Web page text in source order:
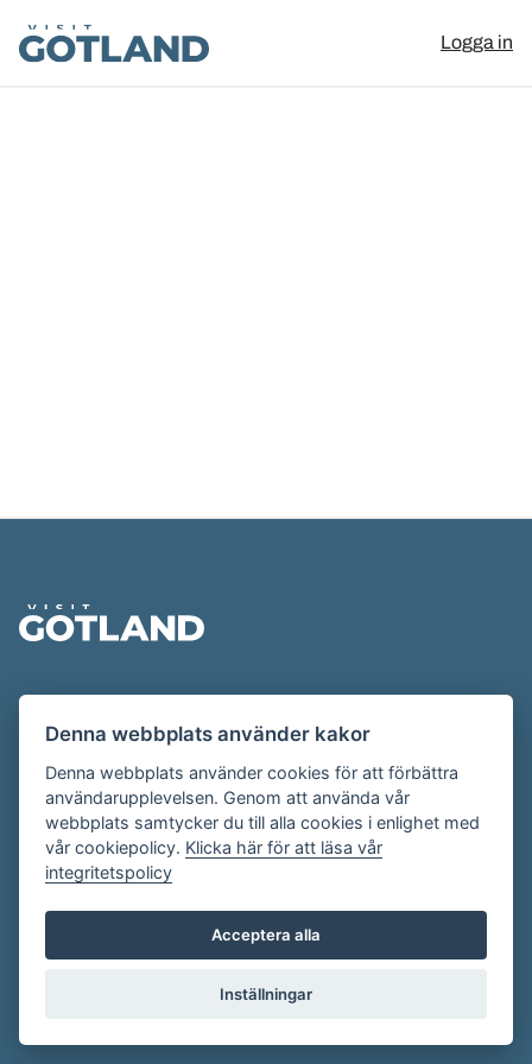
Visit Gotland
Logga in
Evenemangskalendern presenteras av
Destination Gotland påvisitgotland.se.
Har du frågor om evenemangskalendern? Mejla oss på
evenemang@visitgotland.se.
Cookies
Villkor
Skapa konto
Denna webbplats använder kakor
Denna webbplats använder cookies för att förbättra
användarupplevelsen. Genom att använda vår
webbplats samtycker du till alla cookies i enlighet med
vår cookiepolicy. Klicka här för att läsa vår
integritetspolicy
Acceptera alla
Inställningar